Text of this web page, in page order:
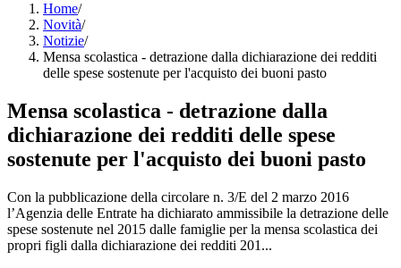
Home/
Novità/
Notizie/
Mensa scolastica - detrazione dalla dichiarazione dei redditi
delle spese sostenute per l'acquisto dei buoni pasto
Mensa scolastica - detrazione dalla
dichiarazione dei redditi delle spese
sostenute per l'acquisto dei buoni pasto
Con la pubblicazione della circolare n. 3/E del 2 marzo 2016
l’Agenzia delle Entrate ha dichiarato ammissibile la detrazione delle
spese sostenute nel 2015 dalle famiglie per la mensa scolastica dei
propri figli dalla dichiarazione dei redditi 201...